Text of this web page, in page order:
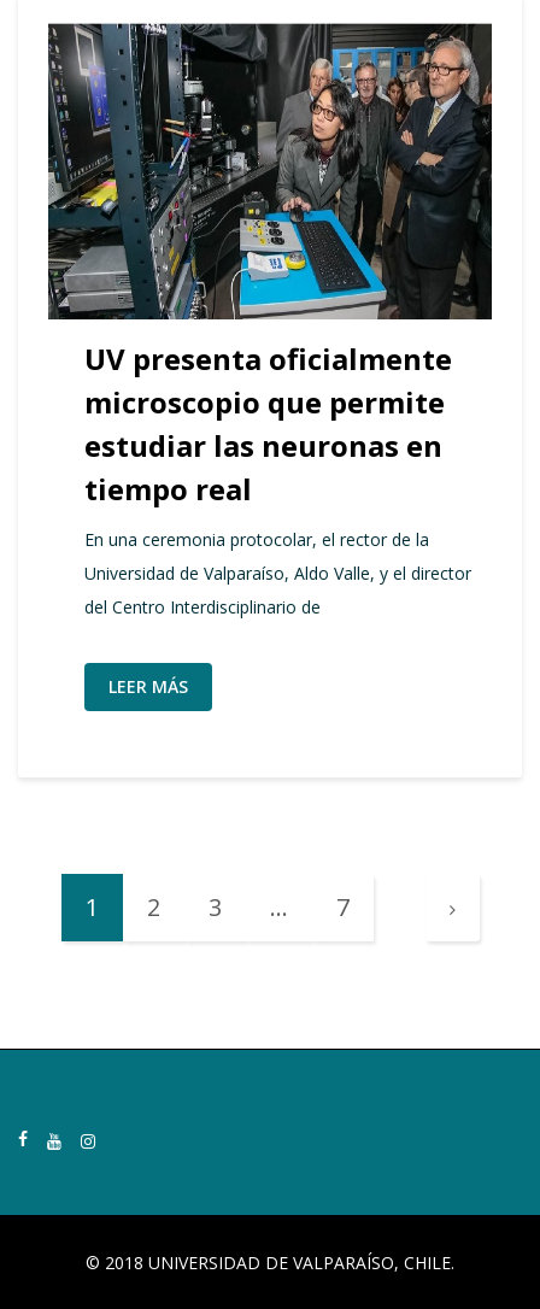
UV presenta oficialmente
microscopio que permite
estudiar las neuronas en
tiempo real
En una ceremonia protocolar, el rector de la
Universidad de Valparaíso, Aldo Valle, y el director
del Centro Interdisciplinario de
LEER MÁS
1 2 3 … 7
© 2018 UNIVERSIDAD DE VALPARAÍSO, CHILE.